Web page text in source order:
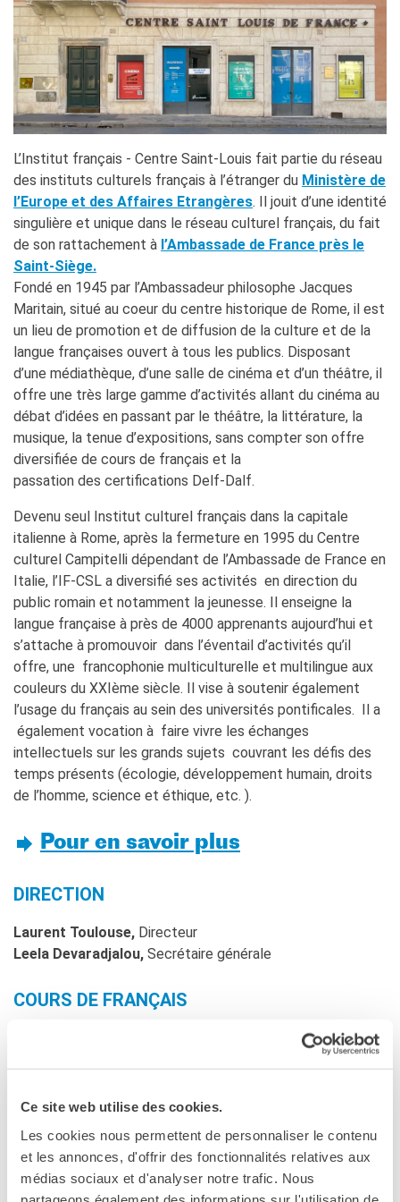
Ce site web utilise des cookies.
Les cookies nous permettent de personnaliser le contenu
et les annonces, d'offrir des fonctionnalités relatives aux
médias sociaux et d'analyser notre trafic. Nous
BAMBINI
CINÉMA
ÉVÉNEMENTS
MÉDIATHÈQUE
ÉCOLES
Attività per le scuole
Certificazioni e corsi per le
scuole
Offerta formativa
Programme
Chaire Méditerranée
Prix de Lubac
Bourses
Archivio
Giubileo 2025
LOCATIONS
QUI SOMMES-NOUS?
Nos partenaires
BLOG
ARCHIVIO
Archivio scuole
RECHERCHER
L’Institut français - Centre Saint-Louis fait partie du réseau
des instituts culturels français à l’étranger du Ministère de
l’Europe et des Affaires Etrangères. Il jouit d’une identité
singulière et unique dans le réseau culturel français, du fait
de son rattachement à l’Ambassade de France près le
Saint-Siège.
Fondé en 1945 par l’Ambassadeur philosophe Jacques
Maritain, situé au coeur du centre historique de Rome, il est
un lieu de promotion et de diffusion de la culture et de la
langue françaises ouvert à tous les publics. Disposant
d’une médiathèque, d’une salle de cinéma et d’un théâtre, il
offre une très large gamme d’activités allant du cinéma au
débat d’idées en passant par le théâtre, la littérature, la
musique, la tenue d’expositions, sans compter son offre
diversifiée de cours de français et la
passation des certifications Delf-Dalf.
Devenu seul Institut culturel français dans la capitale
italienne à Rome, après la fermeture en 1995 du Centre
culturel Campitelli dépendant de l’Ambassade de France en
Italie, l’IF-CSL a diversifié ses activités en direction du
public romain et notamment la jeunesse. Il enseigne la
langue française à près de 4000 apprenants aujourd’hui et
s’attache à promouvoir dans l’éventail d’activités qu’il
offre, une francophonie multiculturelle et multilingue aux
couleurs du XXIème siècle. Il vise à soutenir également
l’usage du français au sein des universités pontificales. Il a
également vocation à faire vivre les échanges
intellectuels sur les grands sujets couvrant les défis des
temps présents (écologie, développement humain, droits
de l’homme, science et éthique, etc. ).
Pour en savoir plus
DIRECTION
Laurent Toulouse, Directeur
Leela Devaradjalou, Secrétaire générale
COURS DE FRANÇAIS
Responsable du service des cours
Francesca Mari,Assistante certifications
PROFESSEURS